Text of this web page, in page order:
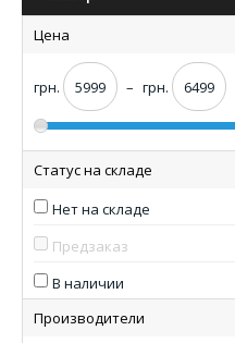
Цена
грн. – грн.
Статус на складе
Нет на складе
Предзаказ
В наличии
Производители